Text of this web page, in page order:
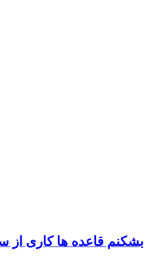
بشکنم قاعده ها کاری از